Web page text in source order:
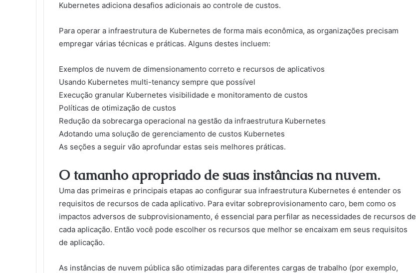
Kubernetes adiciona desafios adicionais ao controle de custos.
Para operar a infraestrutura de Kubernetes de forma mais econômica, as organizações precisam
empregar várias técnicas e práticas. Alguns destes incluem:
Exemplos de nuvem de dimensionamento correto e recursos de aplicativos
Usando Kubernetes multi-tenancy sempre que possível
Execução granular Kubernetes visibilidade e monitoramento de custos
Políticas de otimização de custos
Redução da sobrecarga operacional na gestão da infraestrutura Kubernetes
Adotando uma solução de gerenciamento de custos Kubernetes
As seções a seguir vão aprofundar estas seis melhores práticas.
O tamanho apropriado de suas instâncias na nuvem.
Uma das primeiras e principais etapas ao configurar sua infraestrutura Kubernetes é entender os
requisitos de recursos de cada aplicativo. Para evitar sobreprovisionamento caro, bem como os
impactos adversos de subprovisionamento, é essencial para perfilar as necessidades de recursos de
cada aplicação. Então você pode escolher os recursos que melhor se encaixam em seus requisitos
de aplicação.
As instâncias de nuvem pública são otimizadas para diferentes cargas de trabalho (por exemplo,